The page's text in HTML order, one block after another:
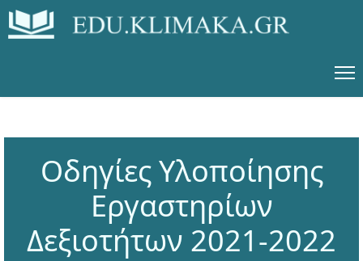
Οδηγίες Υλοποίησης
Εργαστηρίων
Δεξιοτήτων 2021-2022